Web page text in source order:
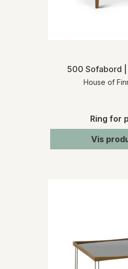
500 Sofabord |
House of
Ring for
Vis